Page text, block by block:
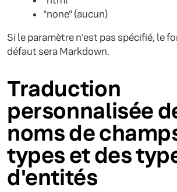
"none" (aucun)
Si le paramètre n'est pas spécifié, le
défaut sera Markdown.
Traduction
personnalisée
noms de
types et des
d'entités